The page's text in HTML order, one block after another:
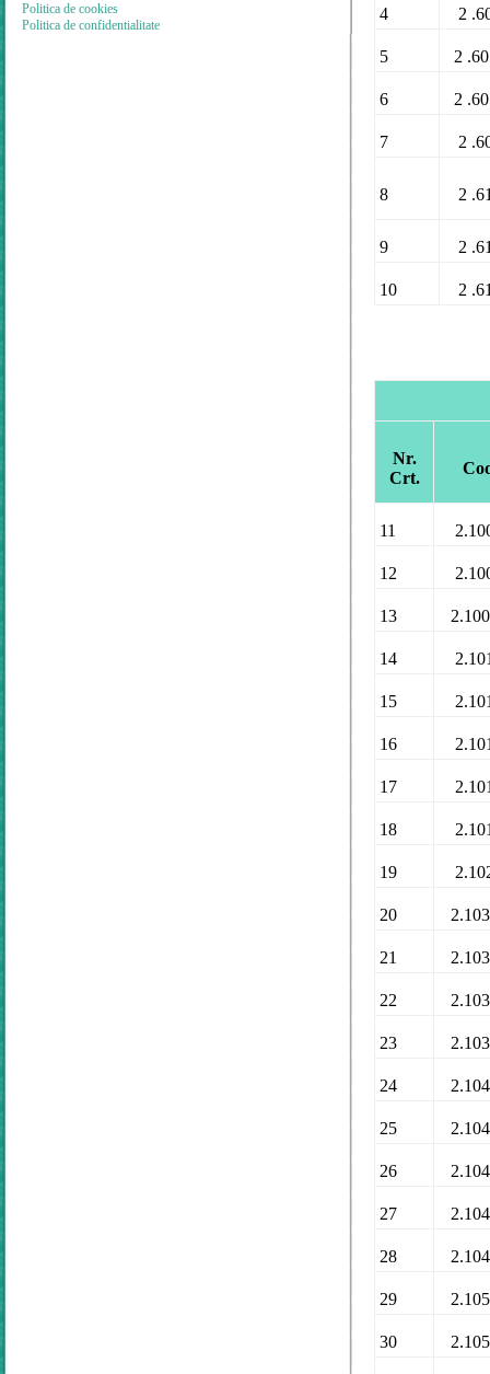
Politica de cookies
Politica de confidentialitate
4 2
5 2
6 2
7 2
8 2
9 2
10 2
Nr.
Crt.
11
12
13
14
15
16
17
18
19
20
21
22
23
24
25
26
27
28
29
30